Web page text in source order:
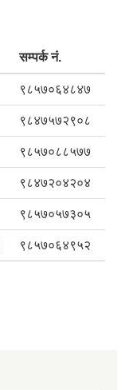
सम्पर्क नं.
९८५७०६४८४७
९८४७५७२९०८
९८५७०८८५७७
९८४७२०४२०४
९८५७०५७३०५
९८५७०६४९५२